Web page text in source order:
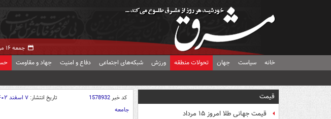
جمعه ۱۶ مرداد ۱۴۰۵ -
خانه سیاست جهان تحولات منطقه ورزش شبکه‌های اجتماعی دفاع و امنیت جهاد و مقاومت
قیمت
قیمت جهانی طلا امروز ۱۵ مرداد
کد خبر1578932 تاریخ انتشار: ۷ اسفند ۱۴۰۲ - ۱۵:۳۴
جامعه